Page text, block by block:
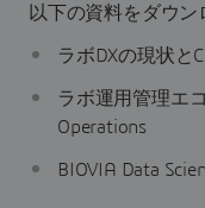
以下の資料をダウン
ラボDXの現状と
ラボ運用管理エ
Operations
BIOVIA Data